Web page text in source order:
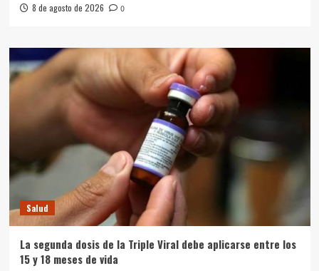
8 de agosto de 2026 0
Salud
La segunda dosis de la Triple Viral debe aplicarse entre los
15 y 18 meses de vida